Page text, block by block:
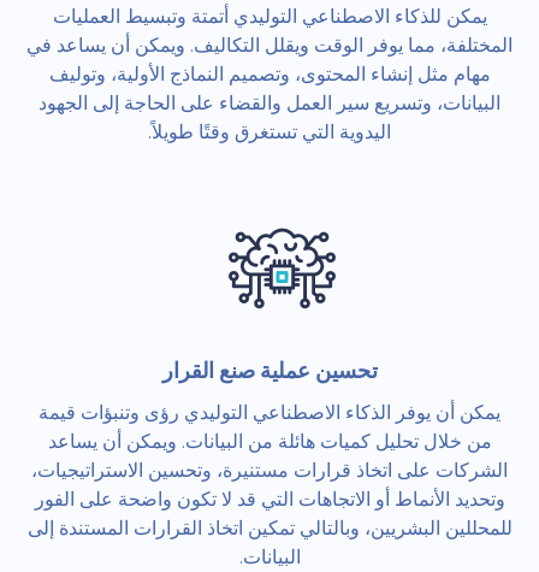
يمكن للذكاء الاصطناعي التوليدي أتمتة وتبسيط العمليات
المختلفة، مما يوفر الوقت ويقلل التكاليف. ويمكن أن يساعد في
مهام مثل إنشاء المحتوى، وتصميم النماذج الأولية، وتوليف
البيانات، وتسريع سير العمل والقضاء على الحاجة إلى الجهود
اليدوية التي تستغرق وقتًا طويلاً.
تحسين عملية صنع القرار
يمكن أن يوفر الذكاء الاصطناعي التوليدي رؤى وتنبؤات قيمة
من خلال تحليل كميات هائلة من البيانات. ويمكن أن يساعد
الشركات على اتخاذ قرارات مستنيرة، وتحسين الاستراتيجيات،
وتحديد الأنماط أو الاتجاهات التي قد لا تكون واضحة على الفور
للمحللين البشريين، وبالتالي تمكين اتخاذ القرارات المستندة إلى
البيانات.